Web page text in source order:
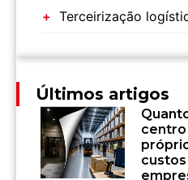
Terceirização
Últimos artigos